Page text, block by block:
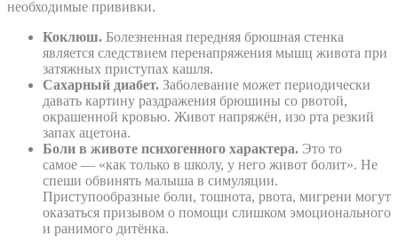
необходимые прививки.
Коклюш. Болезненная передняя брюшная стенка
является следствием перенапряжения мышц живота при
затяжных приступах кашля.
Сахарный диабет. Заболевание может периодически
давать картину раздражения брюшины со рвотой,
окрашенной кровью. Живот напряжён, изо рта резкий
запах ацетона.
Боли в животе психогенного характера. Это то
самое — «как только в школу, у него живот болит». Не
спеши обвинять малыша в симуляции.
Приступообразные боли, тошнота, рвота, мигрени могут
оказаться призывом о помощи слишком эмоционального
и ранимого дитёнка.